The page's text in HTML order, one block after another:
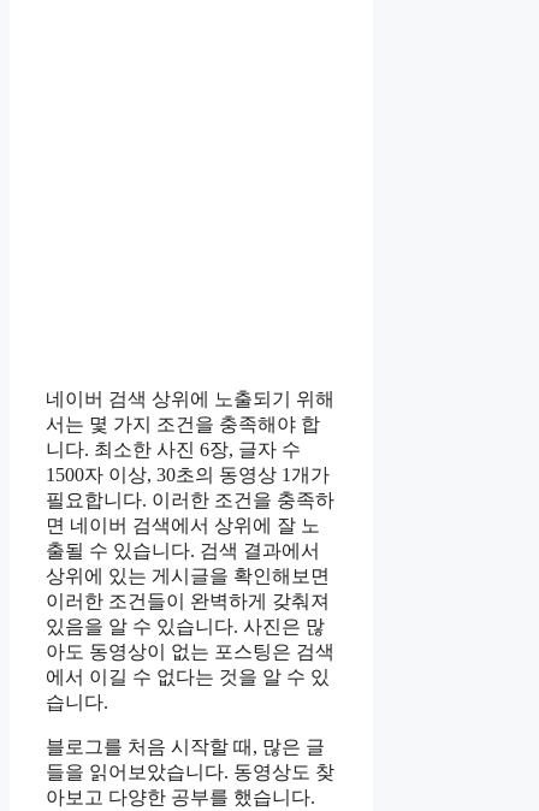
네이버 검색 상위에 노출되기 위해
서는 몇 가지 조건을 충족해야 합
니다. 최소한 사진 6장, 글자 수
1500자 이상, 30초의 동영상 1개가
필요합니다. 이러한 조건을 충족하
면 네이버 검색에서 상위에 잘 노
출될 수 있습니다. 검색 결과에서
상위에 있는 게시글을 확인해보면
이러한 조건들이 완벽하게 갖춰져
있음을 알 수 있습니다. 사진은 많
아도 동영상이 없는 포스팅은 검색
에서 이길 수 없다는 것을 알 수 있
습니다.
블로그를 처음 시작할 때, 많은 글
들을 읽어보았습니다. 동영상도 찾
아보고 다양한 공부를 했습니다.